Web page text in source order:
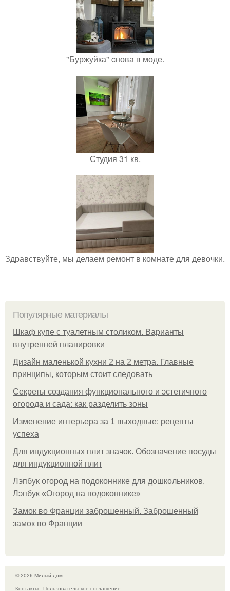
"Буржуйка" cнова в моде.
Студия 31 кв.
Здравствуйте, мы делаем ремонт в комнате для девочки.
Популярные материалы
Шкаф купе с туалетным столиком. Варианты
внутренней планировки
Дизайн маленькой кухни 2 на 2 метра. Главные
принципы, которым стоит следовать
Секреты создания функционального и эстетичного
огорода и сада: как разделить зоны
Изменение интерьера за 1 выходные: рецепты
успеха
Для индукционных плит значок. Обозначение посуды
для индукционной плит
Лэпбук огород на подоконнике для дошкольников.
Лэпбук «Огород на подоконнике»
Замок во Франции заброшенный. Заброшенный
замок во Франции
© 2026 Милый дом
Контакты
Пользовательское соглашение